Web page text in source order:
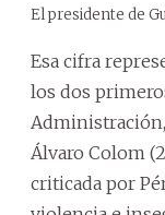
El presidente de
Esa cifra
los dos
Álvaro Colom
criticada por